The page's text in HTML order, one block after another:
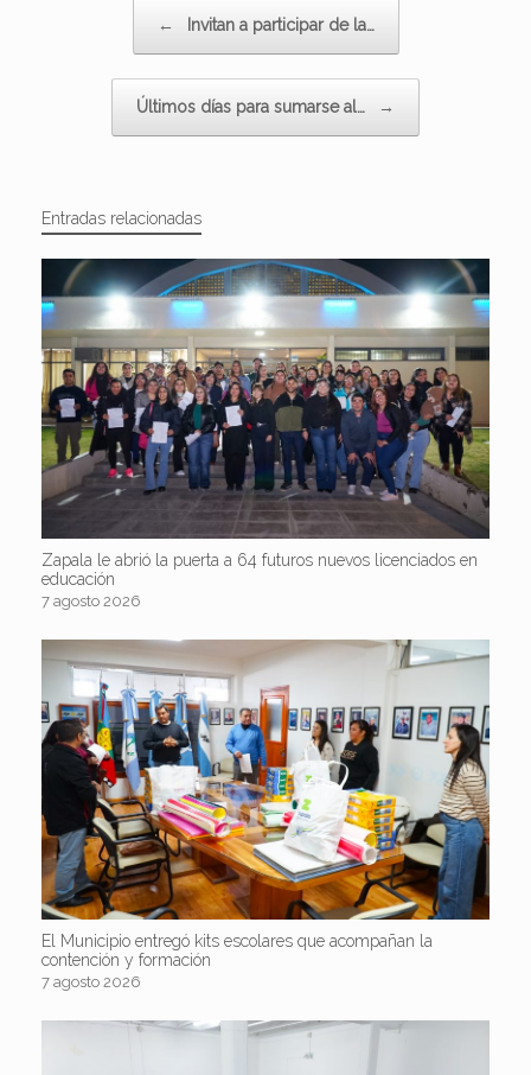
← Invitan a participar de la…
Últimos días para sumarse al… →
Entradas relacionadas
Zapala le abrió la puerta a 64 futuros nuevos licenciados en
educación
7 agosto 2026
El Municipio entregó kits escolares que acompañan la
contención y formación
7 agosto 2026